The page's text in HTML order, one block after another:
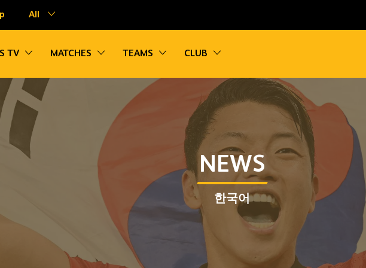
All
TV Toggle sub navigation
MATCHES Toggle sub navigation
TEAMS Toggle sub navigation
CLUB
Toggle sub navigation
NEWS
한국어